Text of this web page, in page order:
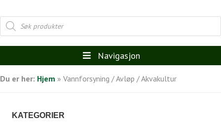
Products
search
Navigasjon
Du er her: Hjem » Vannforsyning / Avløp / Akvakultur
KATEGORIER